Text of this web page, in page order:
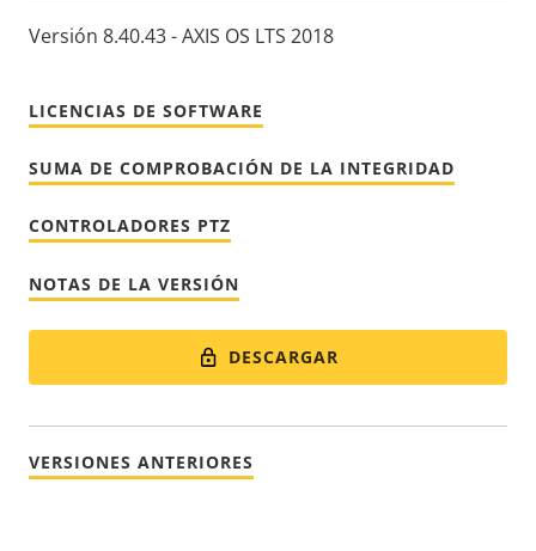
Versión 8.40.43 - AXIS OS LTS 2018
LICENCIAS DE SOFTWARE
SUMA DE COMPROBACIÓN DE LA INTEGRIDAD
CONTROLADORES PTZ
NOTAS DE LA VERSIÓN
DESCARGAR
VERSIONES ANTERIORES